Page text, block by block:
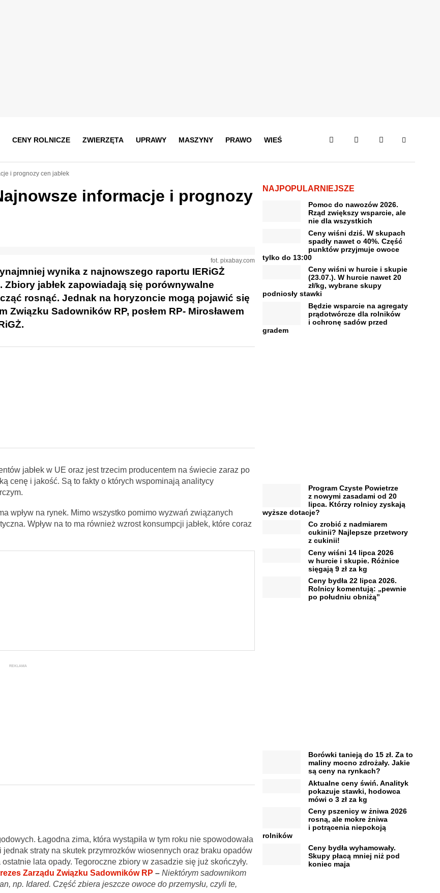
CENY ROLNICZE ZWIERZĘTA UPRAWY MASZYNY PRAWO WIEŚ
i prognozy cen jabłek
informacje i prognozy
fot. pixabay.com
wynika z najnowszego raportu IERiGŻ
jabłek zapowiadają się porównywalne
rosnąć. Jednak na horyzoncie mogą pojawić się
Sadowników RP, posłem RP- Mirosławem
jabłek w UE oraz jest trzecim producentem na świecie zaraz po
cenę i jakość. Są to fakty o których wspominają analitycy
wpływ na rynek. Mimo wszystko pomimo wyzwań związanych
Wpływ na to ma również wzrost konsumpcji jabłek, które coraz
REKLAMA
Łagodna zima, która wystąpiła w tym roku nie spowodowała
straty na skutek przymrozków wiosennych oraz braku opadów
lata opady. Tegoroczne zbiory w zasadzie się już skończyły.
Zarządu Związku Sadowników RP – Niektórym sadownikom
np. Idared. Część zbiera jeszcze owoce do przemysłu, czyli te,
NAJPOPULARNIEJSZE
Pomoc do nawozów 2026.
Rząd zwiększy wsparcie, ale
nie dla wszystkich
Ceny wiśni dziś. W skupach
spadły nawet o 40%. Część
punktów przyjmuje owoce
tylko do 13:00
Ceny wiśni w hurcie i skupie
(23.07.). W hurcie nawet 20
zł/kg, wybrane skupy
podniosły stawki
Będzie wsparcie na agregaty
prądotwórcze dla rolników
i ochronę sadów przed
gradem
Program Czyste Powietrze
z nowymi zasadami od 20
lipca. Którzy rolnicy zyskają
wyższe dotacje?
Co zrobić z nadmiarem
cukinii? Najlepsze przetwory
z cukinii!
Ceny wiśni 14 lipca 2026
w hurcie i skupie. Różnice
sięgają 9 zł za kg
Ceny bydła 22 lipca 2026.
Rolnicy komentują: „pewnie
po południu obniżą”
Borówki tanieją do 15 zł. Za to
maliny mocno zdrożały. Jakie
są ceny na rynkach?
Aktualne ceny świń. Analityk
pokazuje stawki, hodowca
mówi o 3 zł za kg
Ceny pszenicy w żniwa 2026
rosną, ale mokre żniwa
i potrącenia niepokoją
rolników
Ceny bydła wyhamowały.
Skupy płacą mniej niż pod
koniec maja